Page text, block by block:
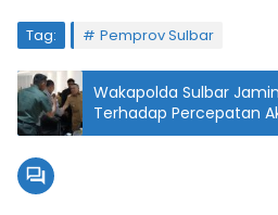
Tag: Pemprov Sulbar
Wakapolda Sulbar
Terhadap Percepatan
Inklusif